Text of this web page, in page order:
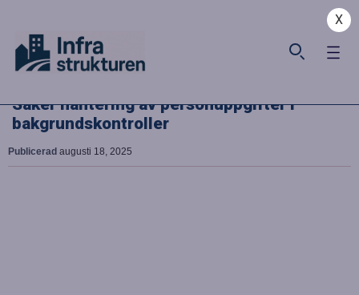
X
Säker hantering av personuppgifter i
bakgrundskontroller
Publicerad augusti 18, 2025